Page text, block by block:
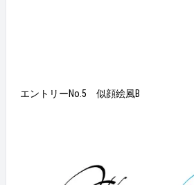
エントリーNo.5 似顔絵風B